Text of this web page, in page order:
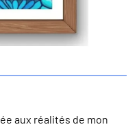
aux réalités de mon